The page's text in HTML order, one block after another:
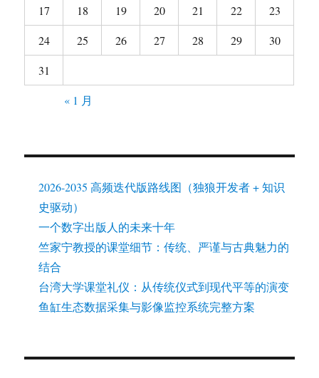
17
18 19 20 21 22
23
24
25 26 27 28 29
30
31
« 1 月
2026-2035 高频迭代版路线图（独狼开发者 + 知识
史驱动）
一个数字出版人的未来十年
竺家宁教授的课堂细节：传统、严谨与古典魅力的
结合
台湾大学课堂礼仪：从传统仪式到现代平等的演变
鱼缸生态数据采集与影像监控系统完整方案